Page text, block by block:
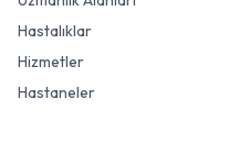
Hastalıklar
Hizmetler
Hastaneler